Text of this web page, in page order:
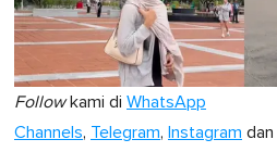
Followkami di WhatsApp
Channels, Telegram, Instagram dan